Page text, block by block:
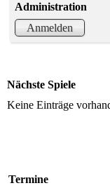
Administration
Anmelden
Nächste Spiele
Keine Einträge
Termine